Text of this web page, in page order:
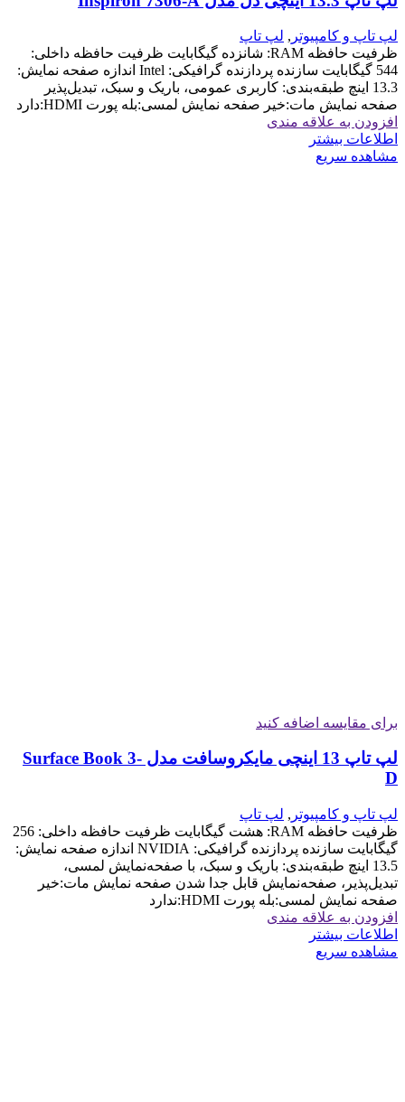
لپ تاپ و کامپیوتر , لپ تاپ
ظرفیت حافظه RAM: شانزده گیگابایت ظرفیت حافظه داخلی:
544 گیگابایت سازنده پردازنده گرافیکی: Intel اندازه صفحه نمایش:
13.3 اینچ طبقه‌بندی: کاربری عمومی، باریک و سبک، تبدیل‌پذیر
صفحه نمایش مات:خیر صفحه نمایش لمسی:بله پورت HDMI:دارد
افزودن به علاقه مندی
اطلاعات بیشتر
مشاهده سریع
برای مقایسه اضافه کنید
لپ تاپ 13 اینچی مایکروسافت مدل Surface Book 3-
D
لپ تاپ و کامپیوتر , لپ تاپ
ظرفیت حافظه RAM: هشت گیگابایت ظرفیت حافظه داخلی: 256
گیگابایت سازنده پردازنده گرافیکی: NVIDIA اندازه صفحه نمایش:
13.5 اینچ طبقه‌بندی: باریک و سبک، با صفحه‌نمایش لمسی،
تبدیل‌پذیر، صفحه‌نمایش قابل جدا شدن صفحه نمایش مات:خیر
صفحه نمایش لمسی:بله پورت HDMI:ندارد
افزودن به علاقه مندی
اطلاعات بیشتر
مشاهده سریع